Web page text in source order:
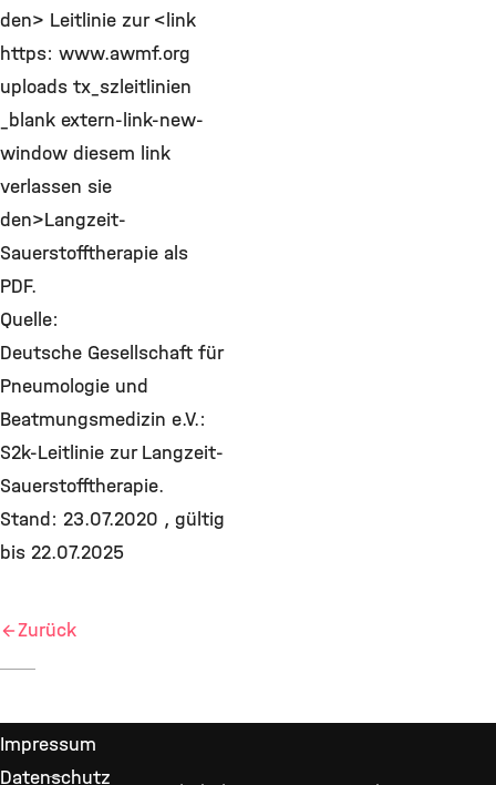
den> Leitlinie zur <link
https: www.awmf.org
uploads tx_szleitlinien
_blank extern-link-new-
window diesem link
verlassen sie
den>Langzeit-
Sauerstofftherapie als
PDF.
Quelle:
Deutsche Gesellschaft für
Pneumologie und
Beatmungsmedizin e.V.:
S2k-Leitlinie zur Langzeit-
Sauerstofftherapie.
Stand: 23.07.2020 , gültig
bis 22.07.2025
Zurück